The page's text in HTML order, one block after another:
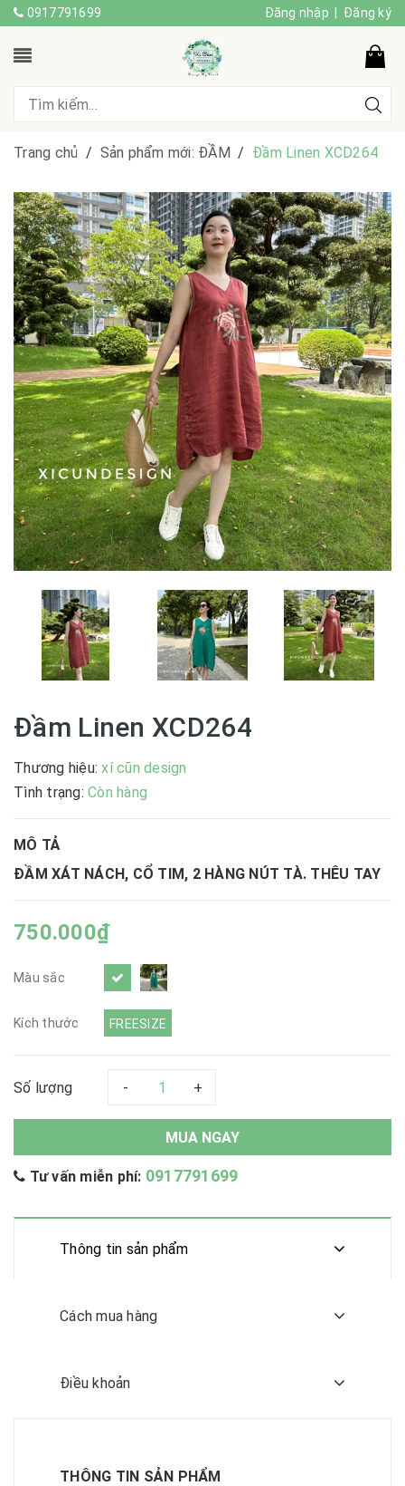
0917791699 Đăng nhập Đăng ký
Trang chủ / Sản phẩm mới: ĐẦM / Đầm Linen XCD264
Đầm Linen XCD264
Thương hiệu:xí cũn design
|
Tình trạng: Còn hàng
MÔ TẢ
ĐẦM XÁT NÁCH, CỔ TIM, 2 HÀNG NÚT TÀ. THÊU TAY
750.000₫
Màu sắc
Kích thước FREESIZE
Số lượng +
-
MUA NGAY
Tư vấn miễn phí: 0917791699
Thông tin sản phẩm
Cách mua hàng
Điều khoản
THÔNG TIN SẢN PHẨM